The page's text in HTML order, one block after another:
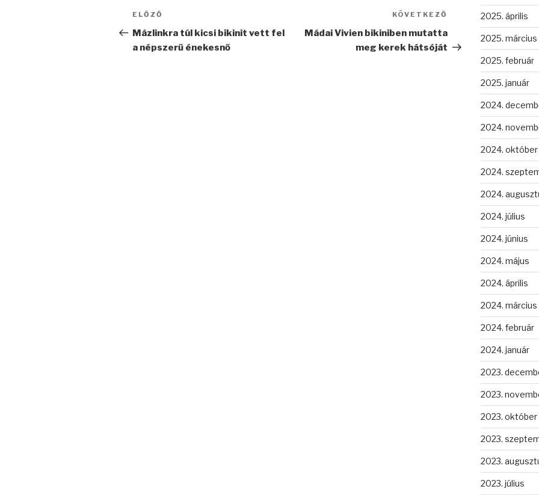
Bejegyzés
navigáció
Korábbi
bejegyzés
ELŐZŐ
Mázlinkra túl kicsi bikinit vett fel
a népszerű énekesnő
Következő
bejegyzés
KÖVETKEZŐ
Mádai Vivien bikiniben mutatta
meg kerek hátsóját
2025. április
2025. március
2025. február
2025. január
2024.
2024.
2024. október
2024.
2024.
2024. július
2024. június
2024. május
2024. április
2024. március
2024. február
2024. január
2023.
2023.
2023. október
2023.
2023.
2023. július